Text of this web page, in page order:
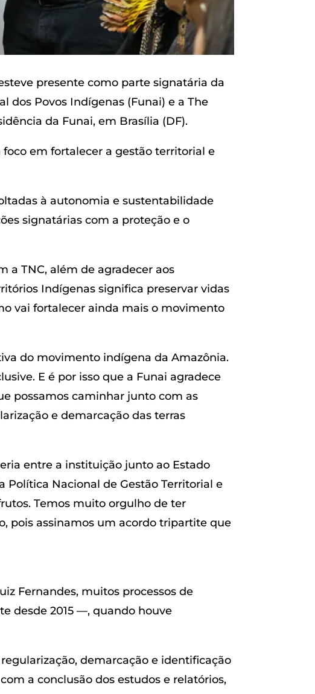
presente como parte signatária da
dos Povos Indígenas (Funai) e a The
da Funai, em Brasília (DF).
em fortalecer a gestão territorial e
à autonomia e sustentabilidade
signatárias com a proteção e o
a TNC, além de agradecer aos
Indígenas significa preservar vidas
vai fortalecer ainda mais o movimento
do movimento indígena da Amazônia.
E é por isso que a Funai agradece
possamos caminhar junto com as
e demarcação das terras
entre a instituição junto ao Estado
Política Nacional de Gestão Territorial e
Temos muito orgulho de ter
pois assinamos um acordo tripartite que
Fernandes, muitos processos de
desde 2015 —, quando houve
demarcação e identificação
a conclusão dos estudos e relatórios,